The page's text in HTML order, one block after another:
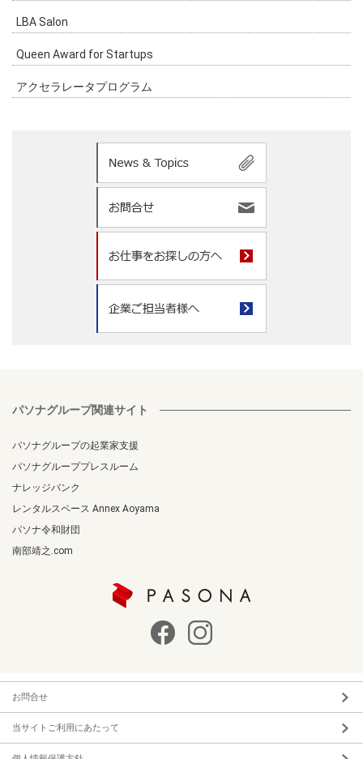
LBA Salon
Queen Award for Startups
アクセラレータプログラム
パソナグループ関連サイト
パソナグループの起業家支援
パソナグループプレスルーム
ナレッジバンク
レンタルスペース Annex Aoyama
パソナ令和財団
南部靖之.com
お問合せ
当サイトご利用にあたって